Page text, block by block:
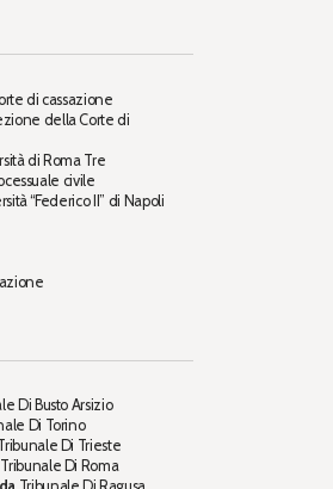
di cassazione
della Corte di
di Roma Tre
civile
“Federico II” di Napoli
Di Busto Arsizio
Di Torino
Di Trieste
Di Roma